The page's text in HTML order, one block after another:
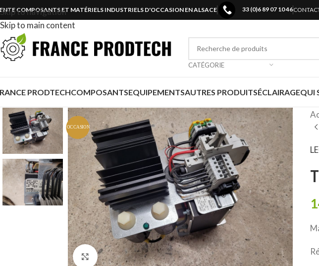
Skip to navigation
Skip to main content
COMPOSANTS ET MATÉRIELS INDUSTRIELS D'OCCASION EN ALSACE 33 (0)6 89 07 10 46
CATÉGORIE
PRODTECHCOMPOSANTSEQUIPEMENTSAUTRES PRODUITSÉCLAIRAGEQUI
Click to enlarge